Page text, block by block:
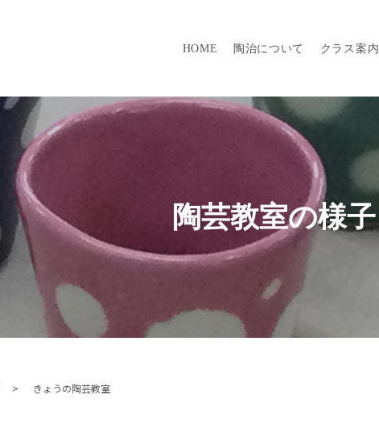
HOME 陶治について クラス案内
陶芸教室の様子
きょうの陶芸教室